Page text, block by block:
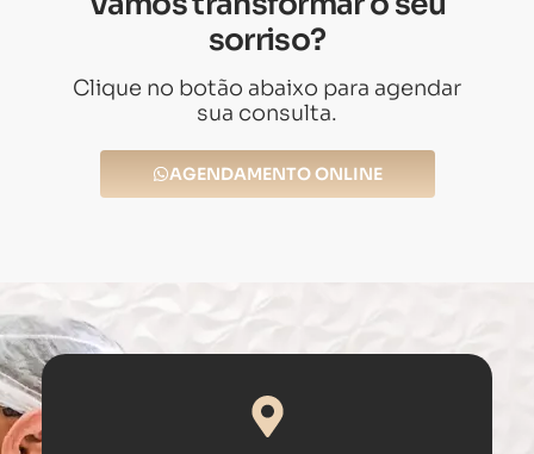
sorriso?
Clique no botão abaixo para agendar
sua consulta.
AGENDAMENTO ONLINE